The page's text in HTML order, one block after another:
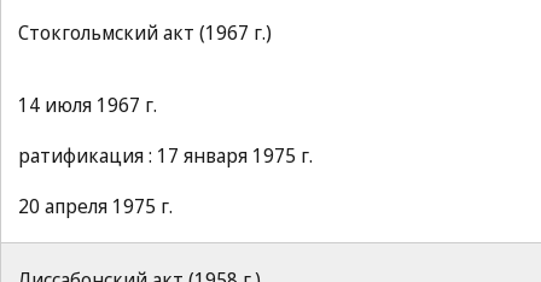
Стокгольмский акт (1967 г.)
14 июля 1967 г.
ратификация : 17 января 1975 г.
20 апреля 1975 г.